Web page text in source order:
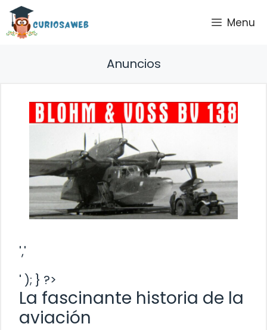
Saltar
contenido
Menu
Anuncios
','
' ); } ?>
La fascinante historia de la
aviación